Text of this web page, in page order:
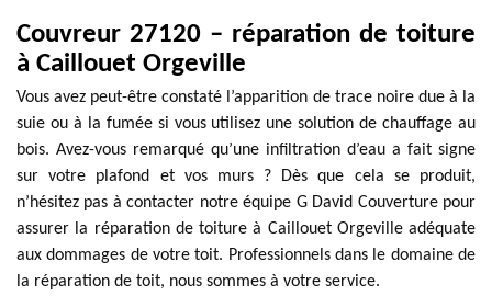
Couvreur 27120 – réparation de toiture
à Caillouet Orgeville
Vous avez peut-être constaté l’apparition de trace noire due à la
suie ou à la fumée si vous utilisez une solution de chauffage au
bois. Avez-vous remarqué qu’une infiltration d’eau a fait signe
sur votre plafond et vos murs ? Dès que cela se produit,
n’hésitez pas à contacter notre équipe G David Couverture pour
assurer la réparation de toiture à Caillouet Orgeville adéquate
aux dommages de votre toit. Professionnels dans le domaine de
la réparation de toit, nous sommes à votre service.